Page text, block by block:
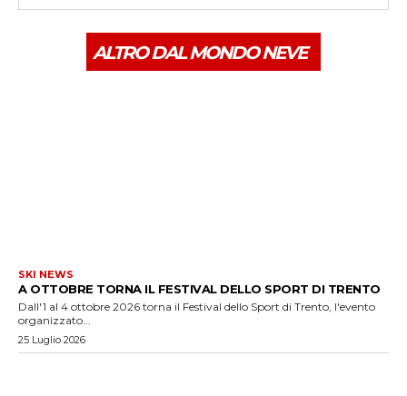
ALTRO DAL MONDO NEVE
SKI NEWS
A OTTOBRE TORNA IL FESTIVAL DELLO SPORT DI TRENTO
Dall'1 al 4 ottobre 2026 torna il Festival dello Sport di Trento, l'evento
organizzato...
25 Luglio 2026